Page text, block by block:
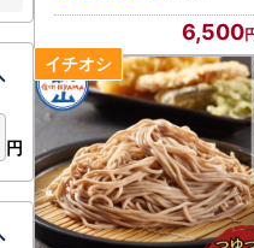
6,500
円